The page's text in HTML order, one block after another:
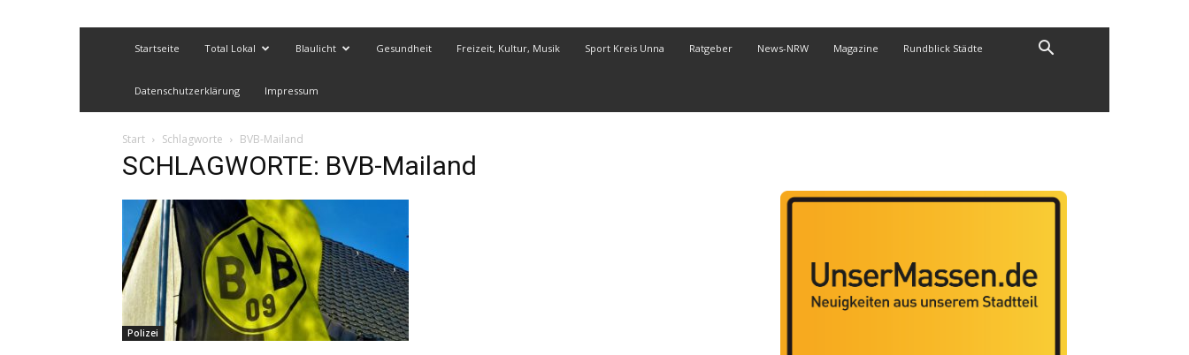
Startseite Total Lokal Blaulicht Gesundheit Freizeit, Kultur, Musik Sport Kreis Unna Ratgeber News-NRW Magazine Rundblick Städte
Datenschutzerklärung Impressum
Start Schlagworte BVB-Mailand
SCHLAGWORTE: BVB-Mailand
Polizei